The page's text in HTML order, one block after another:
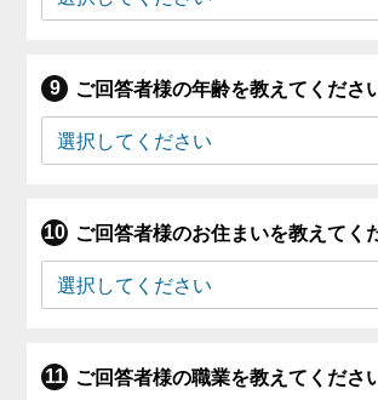
ご回答者様の年齢を教えてくださ
ご回答者様のお住まいを教えてく
ご回答者様の職業を教えてくださ